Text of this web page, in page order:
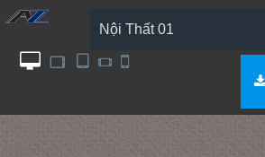
Nội Thất 01